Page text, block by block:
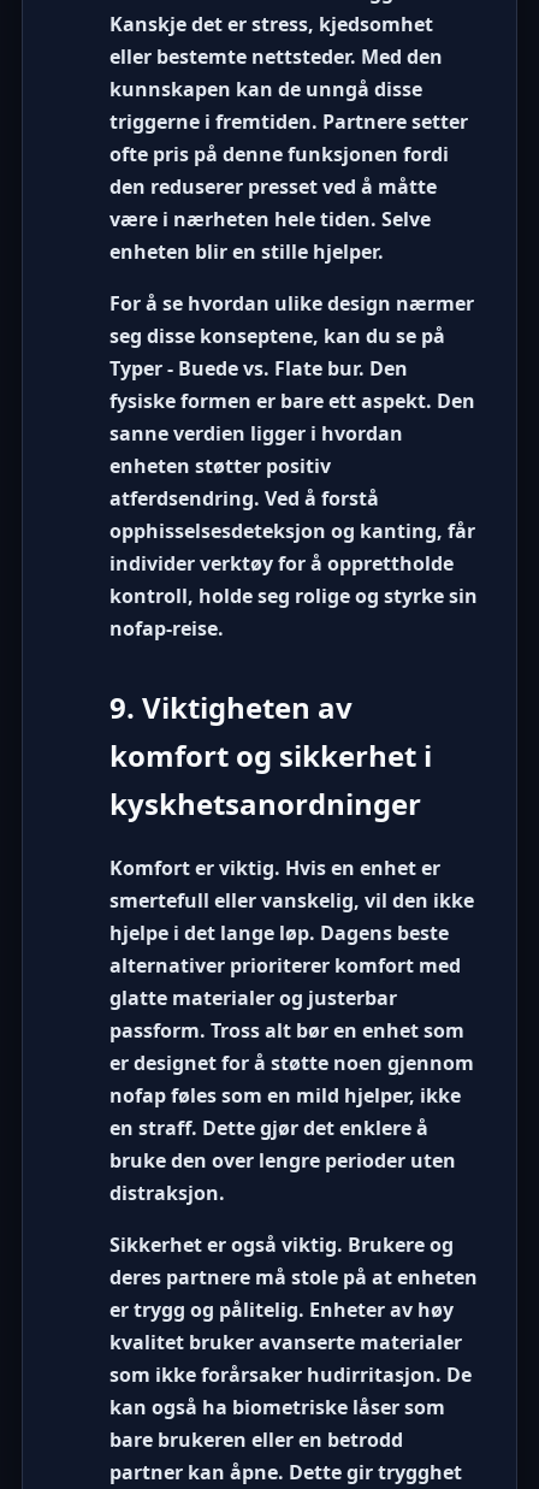
Kanskje det er stress, kjedsomhet
eller bestemte nettsteder. Med den
kunnskapen kan de unngå disse
triggerne i fremtiden. Partnere setter
ofte pris på denne funksjonen fordi
den reduserer presset ved å måtte
være i nærheten hele tiden. Selve
enheten blir en stille hjelper.
For å se hvordan ulike design nærmer
seg disse konseptene, kan du se på
Typer - Buede vs. Flate bur. Den
fysiske formen er bare ett aspekt. Den
sanne verdien ligger i hvordan
enheten støtter positiv
atferdsendring. Ved å forstå
opphisselsesdeteksjon og kanting, får
individer verktøy for å opprettholde
kontroll, holde seg rolige og styrke sin
nofap-reise.
9. Viktigheten av
komfort og sikkerhet i
kyskhetsanordninger
Komfort er viktig. Hvis en enhet er
smertefull eller vanskelig, vil den ikke
hjelpe i det lange løp. Dagens beste
alternativer prioriterer komfort med
glatte materialer og justerbar
passform. Tross alt bør en enhet som
er designet for å støtte noen gjennom
nofap føles som en mild hjelper, ikke
en straff. Dette gjør det enklere å
bruke den over lengre perioder uten
distraksjon.
Sikkerhet er også viktig. Brukere og
deres partnere må stole på at enheten
er trygg og pålitelig. Enheter av høy
kvalitet bruker avanserte materialer
som ikke forårsaker hudirritasjon. De
kan også ha biometriske låser som
bare brukeren eller en betrodd
partner kan åpne. Dette gir trygghet